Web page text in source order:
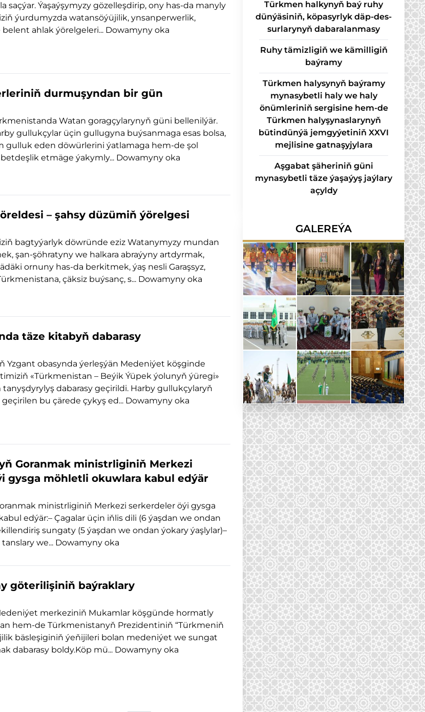
saçýar. Ýaşaýşymyzy gözelleşdirip, ony has-da manyly
ýurdumyzda watansöýüjilik, ynsanperwerlik,
ahlak ýörelgeleri... Dowamyny oka
durmuşyndan bir gün
Watan goragçylarynyň güni bellenilýär.
gullukçylar üçin gullugyna buýsanmaga esas bolsa,
gulluk eden döwürlerini ýatlamaga hem-de şol
etmäge ýakymly... Dowamyny oka
– şahsy düzümiň ýörelgesi
bagtyýarlyk döwründe eziz Watanymyzy mundan
şan-şöhratyny we halkara abraýyny artdyrmak,
ornuny has-da berkitmek, ýaş nesli Garaşsyz,
çäksiz buýsanç, s... Dowamyny oka
täze kitabyň dabarasy
Yzgant obasynda ýerleşýän Medeniýet köşginde
«Türkmenistan – Beýik Ýüpek ýolunyň ýüregi»
dabarasy geçirildi. Harby gullukçylaryň
bu çärede çykyş ed... Dowamyny oka
Goranmak ministrliginiň Merkezi
gysga möhletli okuwlara kabul edýär
ministrliginiň Merkezi serkerdeler öýi gysga
edýär:– Çagalar üçin iňlis dili (6 ýaşdan we ondan
sungaty (5 ýaşdan we ondan ýokary ýaşlylar)–
we... Dowamyny oka
göterilişiniň baýraklary
merkeziniň Mukamlar köşgünde hormatly
hem-de Türkmenistanyň Prezidentiniň “Türkmeniň
bäsleşiginiň ýeňijileri bolan medeniýet we sungat
dabarasy boldy.Köp mü... Dowamyny oka
Türk­men hal­ky­nyň baý ru­hy
dün­ýä­si­niň, kö­pa­syr­lyk däp-des­
sur­la­ry­nyň da­ba­ra­lan­ma­sy
Ruhy tämizligiň we kämilligiň
baýramy
Türkmen halysynyň baýramy
mynasybetli haly we haly
önümleriniň sergisine hem-de
Türkmen halyşynaslarynyň
bütindünýä jemgyýetiniň XXVI
mejlisine gatnaşyjylara
Aşgabat şäheriniň güni
mynasybetli täze ýaşaýyş jaýlary
açyldy
GALEREÝA